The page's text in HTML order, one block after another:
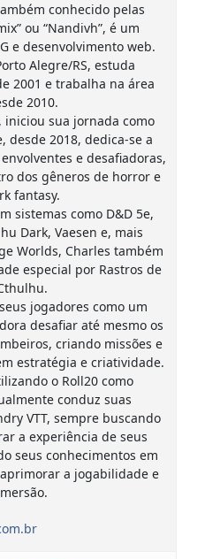
conhecido pelas
ou “Nandivh”, é um
e desenvolvimento web.
Alegre/RS, estuda
2001 e trabalha na área
2010.
iniciou sua jornada como
desde 2018, dedica-se a
e desafiadoras,
dos gêneros de horror e
fantasy.
sistemas como D&D 5e,
Dark, Vaesen e, mais
Worlds, Charles também
especial por Rastros de
jogadores como um
desafiar até mesmo os
criando missões e
estratégia e criatividade.
o Roll20 como
conduz suas
VTT, sempre buscando
a experiência de seus
seus conhecimentos em
a jogabilidade e